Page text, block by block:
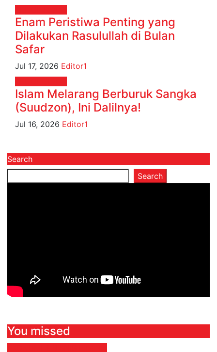
Enam Peristiwa Penting yang
Dilakukan Rasulullah di Bulan
Safar
Jul 17, 2026 Editor1
Islam Melarang Berburuk Sangka
(Suudzon), Ini Dalilnya!
Jul 16, 2026 Editor1
Search
Search
You missed